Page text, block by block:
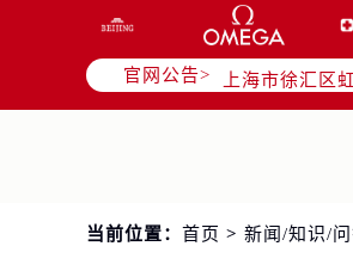
官网公告>
北京市朝阳区
天津市和平区
上海市徐汇区
上海市黄浦区
常州市新北区
扬州市邗江区
当前位置： 首页 > 新闻/知识/